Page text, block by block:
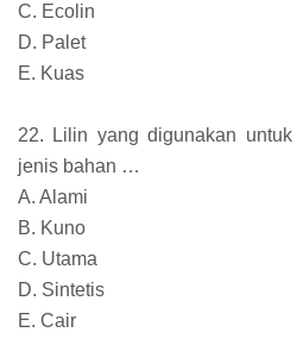
C. Ecolin
D. Palet
E. Kuas
22. Lilin yang digunakan
jenis bahan …
A. Alami
B. Kuno
C. Utama
D. Sintetis
E. Cair